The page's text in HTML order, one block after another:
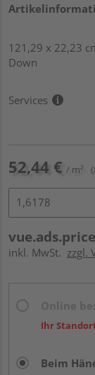
121,29 x 22,23
Down
Services
52,44 € / m²
inkl. MwSt. zzgl.
Ihr
Beim